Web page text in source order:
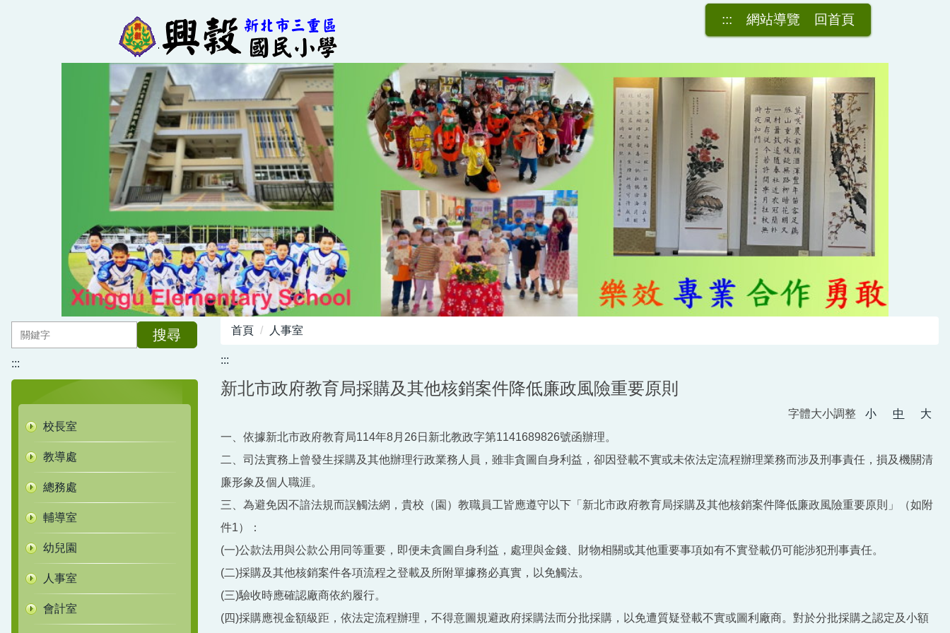
::: 網站導覽 回首頁
搜尋
:::
校長室
教導處
總務處
輔導室
幼兒園
人事室
會計室
首頁 人事室
:::
新北市政府教育局採購及其他核銷案件降低廉政風險重要原則
字體大小調整 小 中
大
一、依據新北市政府教育局114年8月26日新北教政字第1141689826號函辦理。
二、司法實務上曾發生採購及其他辦理行政業務人員，雖非貪圖自身利益，卻因登載不實或未依法定流程辦理業務而涉及刑事責任，損及機關清
廉形象及個人職涯。
三、為避免因不諳法規而誤觸法網，貴校（園）教職員工皆應遵守以下「新北市政府教育局採購及其他核銷案件降低廉政風險重要原則」（如附
件1）：
(一)公款法用與公款公用同等重要，即便未貪圖自身利益，處理與金錢、財物相關或其他重要事項如有不實登載仍可能涉犯刑事責任。
(二)採購及其他核銷案件各項流程之登載及所附單據務必真實，以免觸法。
(三)驗收時應確認廠商依約履行。
(四)採購應視金額級距，依法定流程辦理，不得意圖規避政府採購法而分批採購，以免遭質疑登載不實或圖利廠商。對於分批採購之認定及小額